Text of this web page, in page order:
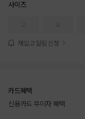
사이즈
재입고 알림 신청
카드혜택
신용카드 무이자 혜택